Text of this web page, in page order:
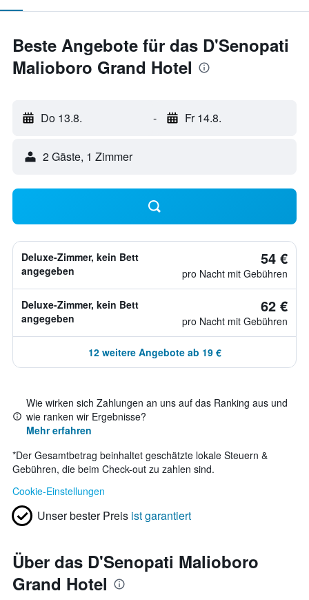
Beste Angebote für das D'Senopati
Malioboro Grand Hotel
Do 13.8. - Fr 14.8.
2 Gäste, 1 Zimmer
Deluxe-Zimmer, kein Bett
angegeben
54 €
pro Nacht mit Gebühren
Deluxe-Zimmer, kein Bett
angegeben
62 €
pro Nacht mit Gebühren
12 weitere Angebote ab 19 €
Wie wirken sich Zahlungen an uns auf das Ranking aus und
wie ranken wir Ergebnisse?
Mehr erfahren
*Der Gesamtbetrag beinhaltet geschätzte lokale Steuern &
Gebühren, die beim Check-out zu zahlen sind.
Cookie-Einstellungen
Unser bester Preis ist garantiert
Über das D'Senopati Malioboro
Grand Hotel